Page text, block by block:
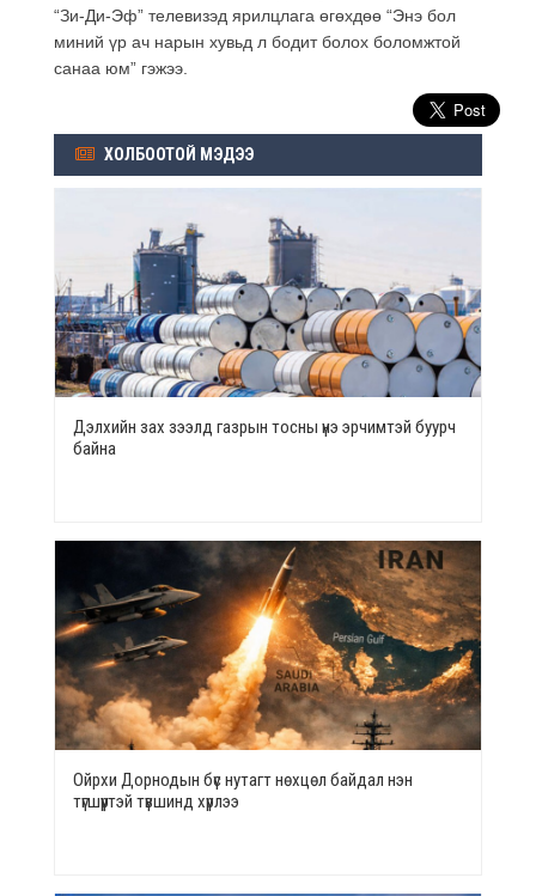
“Зи-Ди-Эф” телевизэд ярилцлага өгөхдөө “Энэ бол
миний үр ач нарын хувьд л бодит болох боломжтой
санаа юм” гэжээ.
ХОЛБООТОЙ МЭДЭЭ
Дэлхийн зах зээлд газрын тосны үнэ эрчимтэй буурч
байна
Ойрхи Дорнодын бүс нутагт нөхцөл байдал нэн
түгшүүртэй түвшинд хүрлээ